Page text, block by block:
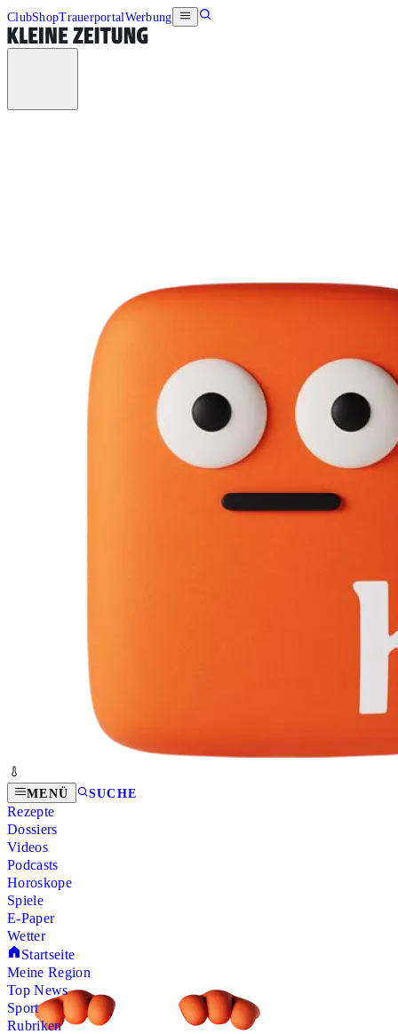
ClubShopTrauerportalWerbung
MENÜ SUCHE
Rezepte
Dossiers
Videos
Podcasts
Horoskope
Spiele
E-Paper
Wetter
Startseite
Meine Region
Top News
Sport
Rubriken